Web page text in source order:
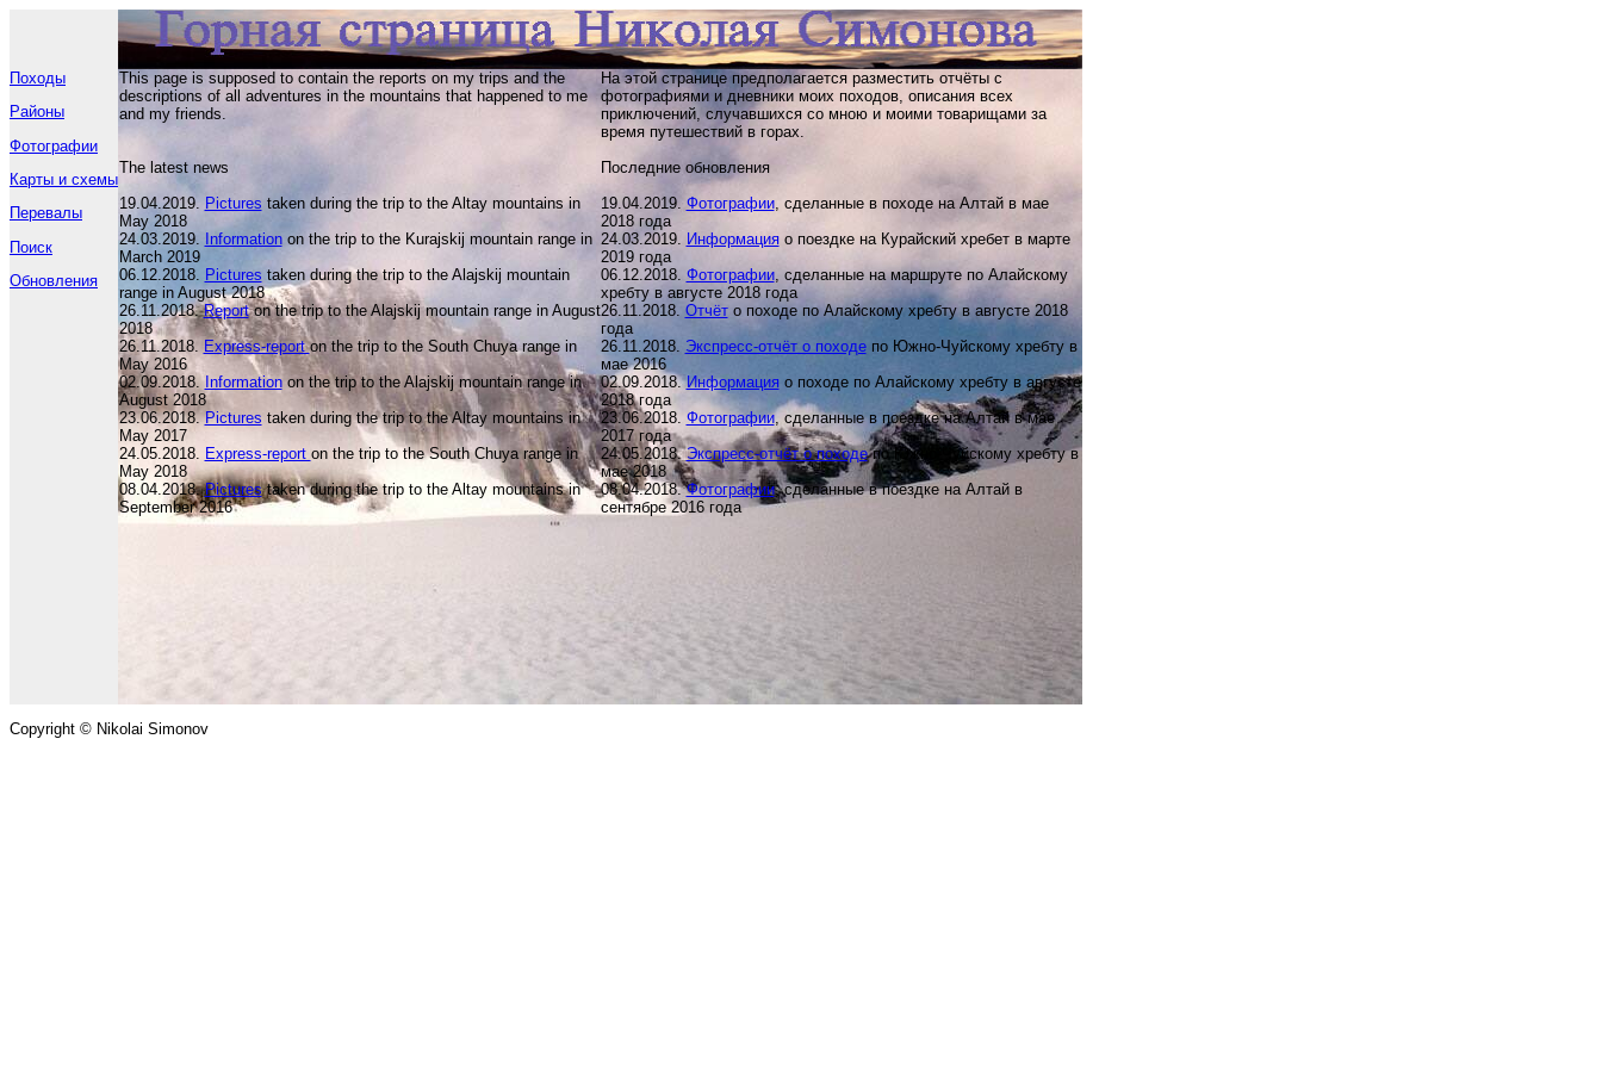
Походы
Районы
Фотографии
Карты и схемы
Перевалы
Поиск
Обновления
This page is supposed to contain the reports on my trips and the
descriptions of all adventures in the mountains that happened to me
and my friends.
The latest news
19.04.2019. Pictures taken during the trip to the Altay mountains in
May 2018
24.03.2019. Informationon the trip to the Kurajskij mountain range in
March 2019
06.12.2018. Pictures taken during the trip to the Alajskij mountain
range in August 2018
26.11.2018.Reporton the trip to the Alajskij mountain range in August
2018
26.11.2018. Express-reporton the trip to the South Chuya range in
May 2016
02.09.2018. Informationon the trip to the Alajskij mountain range in
August 2018
23.06.2018.Pictures taken during the trip to the Altay mountains in
May 2017
24.05.2018. Express-report on the trip to the South Chuya range in
May 2018
08.04.2018.Picturestaken during the trip to the Altay mountains in
September 2016
На этой странице предполагается разместить отчёты с
фотографиями и дневники моих походов, описания всех
приключений, случавшихся со мною и моими товарищами за
время путешествий в горах.
Последние обновления
19.04.2019. Фотографии, сделанные в походе на Алтай в мае
2018 года
24.03.2019. Информацияо поездке на Курайский хребет в марте
2019 года
06.12.2018. Фотографии, сделанные на маршруте по Алайскому
хребту в августе 2018 года
26.11.2018. Отчёто походе по Алайскому хребту в августе 2018
года
26.11.2018. Экспресс-отчёт о походепо Южно-Чуйскому хребту в
мае 2016
02.09.2018.Информация о походе по Алайскому хребту в августе
2018 года
23.06.2018. Фотографии, сделанные в поездке на Алтай в мае
2017 года
24.05.2018.Экспресс-отчёт о походепо Южно-Чуйскому хребту в
мае 2018
08.04.2018.Фотографии, сделанные в поездке на Алтай в
сентябре 2016 года
Copyright © Nikolai Simonov